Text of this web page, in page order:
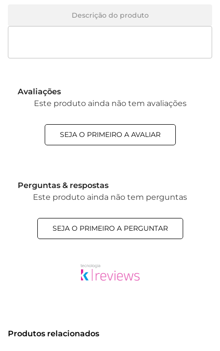
Descrição do produto
Avaliações
Este produto ainda não tem avaliações
SEJA O PRIMEIRO A AVALIAR
Perguntas & respostas
Este produto ainda não tem perguntas
SEJA O PRIMEIRO A PERGUNTAR
Produtos relacionados